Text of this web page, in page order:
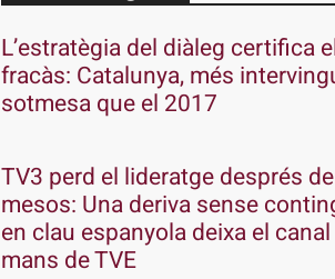
L’estratègia del diàleg certifica
fracàs: Catalunya, més
sotmesa que el 2017
TV3 perd el lideratge després
mesos: Una deriva sense
en clau espanyola deixa el
mans de TVE